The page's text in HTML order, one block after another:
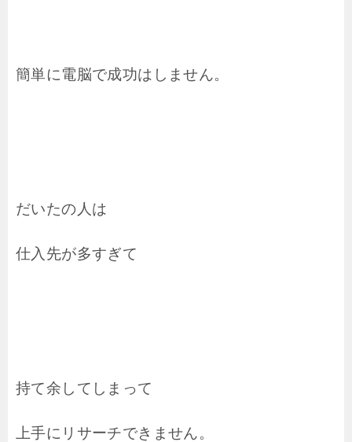
簡単に電脳で成功はしません。
だいたの人は
仕入先が多すぎて
持て余してしまって
上手にリサーチできません。